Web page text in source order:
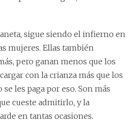
sigue siendo el infierno en
mujeres. Ellas también
pero ganan menos que los
con la crianza más que los
les paga por eso. Son más
cueste admitirlo, y la
en tantas ocasiones.